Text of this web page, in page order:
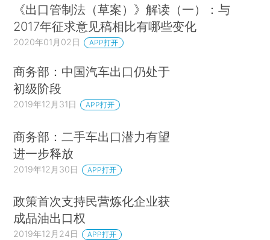
《出口管制法（草案）》解读（一）：与
2017年征求意见稿相比有哪些变化
2020年01月02日 APP打开
商务部：中国汽车出口仍处于
初级阶段
2019年12月31日 APP打开
商务部：二手车出口潜力有望
进一步释放
2019年12月30日 APP打开
政策首次支持民营炼化企业获
成品油出口权
2019年12月24日 APP打开